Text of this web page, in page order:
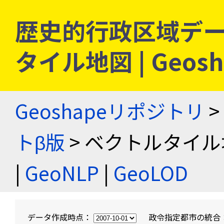
歴史的行政区域デ
タイル地図 |
Geoshapeリポジトリ >
トβ版 > ベクトルタイ
| GeoNLP | GeoLOD
データ作成時点： 政令指定都市の統